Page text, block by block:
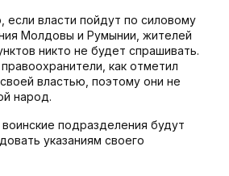
власти пойдут по силовому
Молдовы и Румынии, жителей
никто не будет спрашивать.
как отметил
властью, поэтому они не
народ.
подразделения будут
указаниям своего